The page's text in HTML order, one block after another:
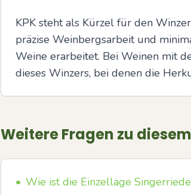
KPK steht als Kürzel für den
präzise Weinbergsarbeit und
Weine erarbeitet. Bei Weinen mit
dieses Winzers, bei denen die
Weitere Fragen zu
• Wie ist die Einzellage